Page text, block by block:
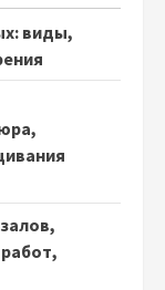
виды,